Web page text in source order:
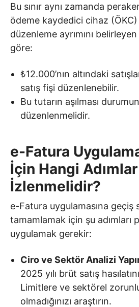
Bu sınır aynı zamanda
ödeme kaydedici cihaz
düzenleme ayrımını
göre:
₺12.000’nın altındaki
satış fişi düzenlenebilir.
Bu tutarın aşılması
düzenlenmelidir.
e-Fatura
İçin Hangi Adımlar
İzlenmelidir?
e-Fatura uygulamasına geçiş
tamamlamak için şu adımları
uygulamak gerekir:
Ciro ve Sektör Analizi
2025 yılı brüt satış
Limitlere ve sektörel
olmadığınızı araştırın.